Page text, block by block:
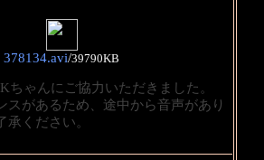
378134.avi/39790KB
ちゃんにご協力いただきました。
スがあるため、途中から音声があり
承ください。